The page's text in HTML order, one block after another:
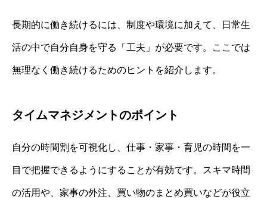
長期的に働き続けるには、制度や環境に加えて、日常生
活の中で自分自身を守る「工夫」が必要です。ここでは
無理なく働き続けるためのヒントを紹介します。
タイムマネジメントのポイント
自分の時間割を可視化し、仕事・家事・育児の時間を一
目で把握できるようにすることが有効です。スキマ時間
の活用や、家事の外注、買い物のまとめ買いなどが役立